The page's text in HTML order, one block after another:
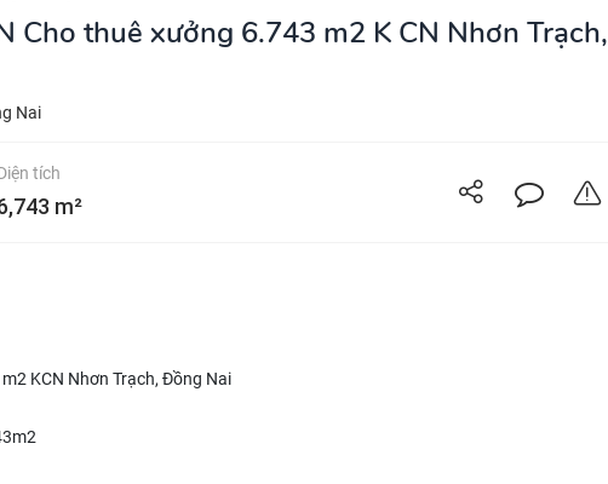
Cho thuê xưởng 6.743 m2 K CN Nhơn Trạch,
Nai
tích
m²
KCN Nhơn Trạch, Đồng Nai